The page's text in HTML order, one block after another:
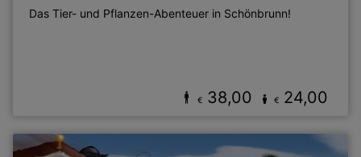
Das Tier- und Pflanzen-Abenteuer in Schönbrunn!
€ 38,00 € 24,00